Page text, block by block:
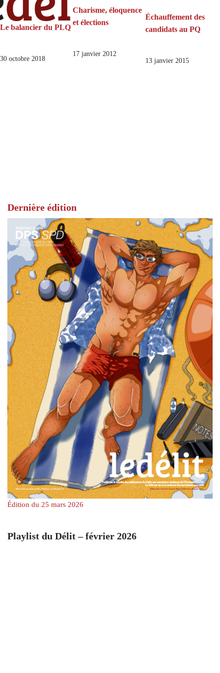
Le balancier du PLQ
30 octobre 2018
Charisme, éloquence
et élections
17 janvier 2012
Échauffement des
candidats au PQ
13 janvier 2015
Dernière édition
Édition du 25 mars 2026
Playlist du Délit – février 2026